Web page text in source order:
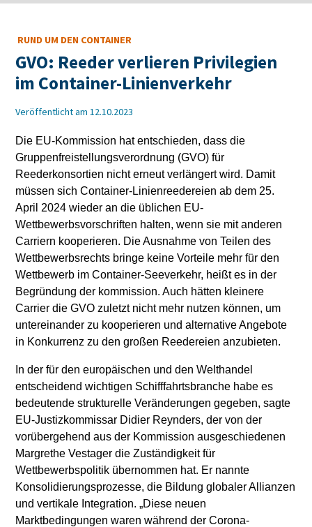
RUND UM DEN CONTAINER
GVO: Reeder verlieren Privilegien
im Container-Linienverkehr
Veröffentlicht am 12.10.2023
Die EU-Kommission hat entschieden, dass die
Gruppenfreistellungsverordnung (GVO) für
Reederkonsortien nicht erneut verlängert wird. Damit
müssen sich Container-Linienreedereien ab dem 25.
April 2024 wieder an die üblichen EU-
Wettbewerbsvorschriften halten, wenn sie mit anderen
Carriern kooperieren. Die Ausnahme von Teilen des
Wettbewerbsrechts bringe keine Vorteile mehr für den
Wettbewerb im Container-Seeverkehr, heißt es in der
Begründung der kommission. Auch hätten kleinere
Carrier die GVO zuletzt nicht mehr nutzen können, um
untereinander zu kooperieren und alternative Angebote
in Konkurrenz zu den großen Reedereien anzubieten.
In der für den europäischen und den Welthandel
entscheidend wichtigen Schifffahrtsbranche habe es
bedeutende strukturelle Veränderungen gegeben, sagte
EU-Justizkommissar Didier Reynders, der von der
vorübergehend aus der Kommission ausgeschiedenen
Margrethe Vestager die Zuständigkeit für
Wettbewerbspolitik übernommen hat. Er nannte
Konsolidierungsprozesse, die Bildung globaler Allianzen
und vertikale Integration. „Diese neuen
Marktbedingungen waren während der Corona-